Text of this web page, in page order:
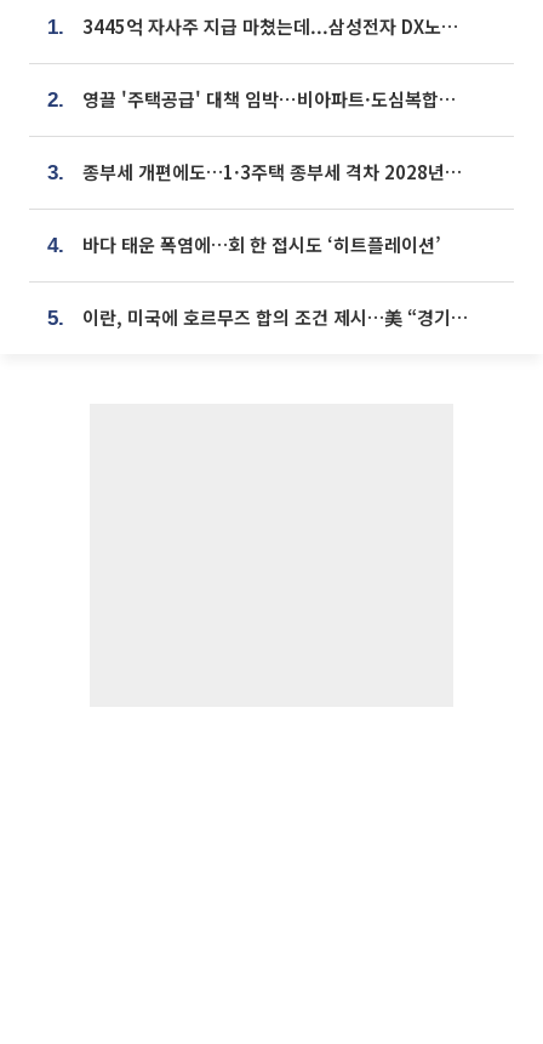
1. 3445억 자사주 지급 마쳤는데...삼성전자 DX노조, 뒤늦은 '떼쓰기 집회'
2. 영끌 '주택공급' 대책 임박⋯비아파트·도심복합까지 총동원
3. 종부세 개편에도…1·3주택 종부세 격차 2028년부터 확대
4. 바다 태운 폭염에…회 한 접시도 ‘히트플레이션’
5. 이란, 미국에 호르무즈 합의 조건 제시…美 “경기 아직 안 끝나” [종합]